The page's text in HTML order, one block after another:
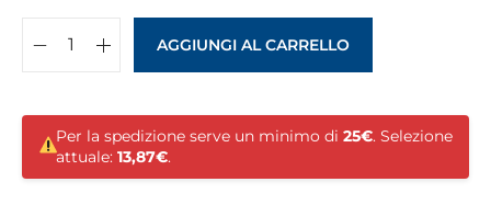
AGGIUNGI AL CARRELLO
Per la spedizione serve un minimo di 25€. Selezione
attuale: 13,87€.